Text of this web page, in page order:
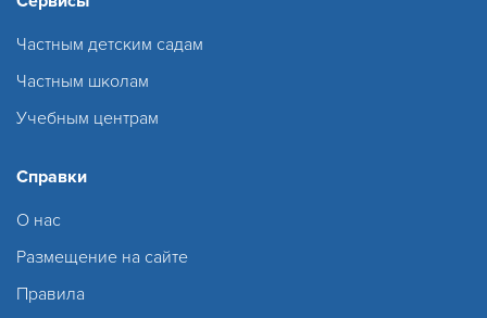
Частным детским садам
Частным школам
Учебным центрам
Справки
О нас
Размещение на сайте
Правила